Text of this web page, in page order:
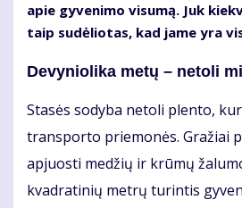
apie gy­ve­ni­mo vi­su­mą. Juk
taip su­dė­lio­tas, kad ja­me yra
De­vy­nio­li­ka me­tų – ne­to­li
Sta­sės so­dy­ba ne­to­li plen­to,
trans­por­to prie­mo­nės. Gra­žiai
ap­juos­ti me­džių ir krū­mų
kvad­ra­ti­nių met­rų tu­rin­tis